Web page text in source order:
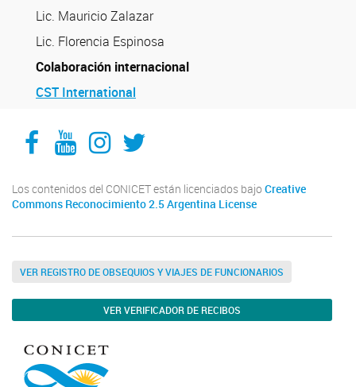
Lic. Mauricio Zalazar
Lic. Florencia Espinosa
Colaboración internacional
CST International
Facebook
YouTube
Instagram
Twitter
Los contenidos del CONICET están licenciados bajo Creative
Commons Reconocimiento 2.5 Argentina License
VER REGISTRO DE OBSEQUIOS Y VIAJES DE FUNCIONARIOS
VER VERIFICADOR DE RECIBOS